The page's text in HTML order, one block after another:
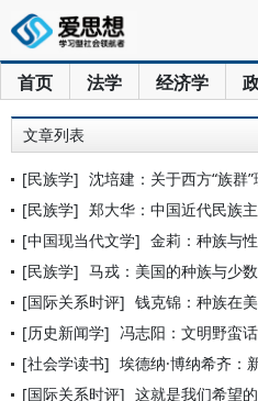
首页 法学 经济学
文章列表
[民族学] 沈培建：关于西方“族群
[民族学] 郑大华：中国近代民族主义
[中国现当代文学] 金莉：种族与性
[民族学] 马戎：美国的种族与少
[国际关系时评] 钱克锦：种族在
[历史新闻学] 冯志阳：文明野蛮
[社会学读书] 埃德纳·博纳希齐：
[国际关系时评] 这就是我们希望的未